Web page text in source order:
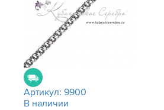
Артикул: 9900
В наличии